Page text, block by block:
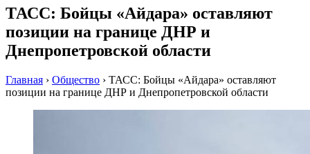
ТАСС: Бойцы «Айдара» оставляют
позиции на границе ДНР и
Днепропетровской области
Главная › Общество › ТАСС: Бойцы «Айдара» оставляют
позиции на границе ДНР и Днепропетровской области